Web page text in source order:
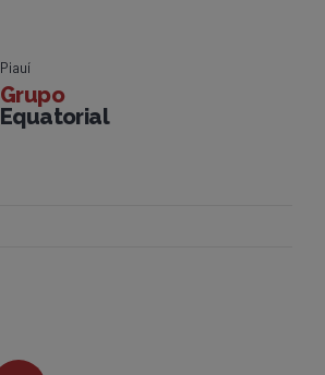
Piauí
Grupo
Equatorial